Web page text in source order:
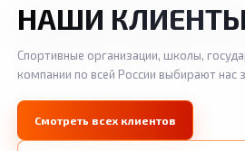
НАШИ КЛИЕНТЫ
Спортивные организации, школы,
компании по всей России выбирают нас
Смотреть всех клиентов